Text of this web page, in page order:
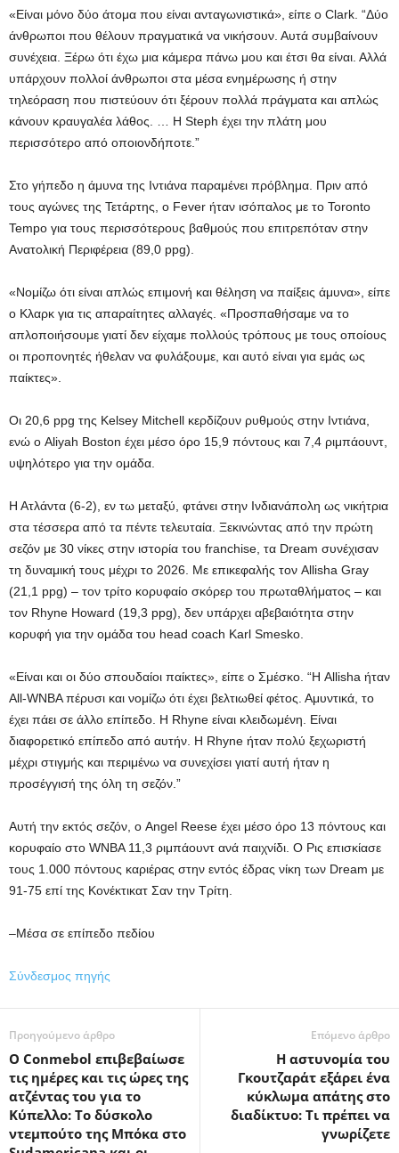
«Είναι μόνο δύο άτομα που είναι ανταγωνιστικά», είπε ο Clark. “Δύο
άνθρωποι που θέλουν πραγματικά να νικήσουν. Αυτά συμβαίνουν
συνέχεια. Ξέρω ότι έχω μια κάμερα πάνω μου και έτσι θα είναι. Αλλά
υπάρχουν πολλοί άνθρωποι στα μέσα ενημέρωσης ή στην
τηλεόραση που πιστεύουν ότι ξέρουν πολλά πράγματα και απλώς
κάνουν κραυγαλέα λάθος. … Η Steph έχει την πλάτη μου
περισσότερο από οποιονδήποτε.”
Στο γήπεδο η άμυνα της Ιντιάνα παραμένει πρόβλημα. Πριν από
τους αγώνες της Τετάρτης, ο Fever ήταν ισόπαλος με το Toronto
Tempo για τους περισσότερους βαθμούς που επιτρεπόταν στην
Ανατολική Περιφέρεια (89,0 ppg).
«Νομίζω ότι είναι απλώς επιμονή και θέληση να παίξεις άμυνα», είπε
ο Κλαρκ για τις απαραίτητες αλλαγές. «Προσπαθήσαμε να το
απλοποιήσουμε γιατί δεν είχαμε πολλούς τρόπους με τους οποίους
οι προπονητές ήθελαν να φυλάξουμε, και αυτό είναι για εμάς ως
παίκτες».
Οι 20,6 ppg της Kelsey Mitchell κερδίζουν ρυθμούς στην Ιντιάνα,
ενώ ο Aliyah Boston έχει μέσο όρο 15,9 πόντους και 7,4 ριμπάουντ,
υψηλότερο για την ομάδα.
Η Ατλάντα (6-2), εν τω μεταξύ, φτάνει στην Ινδιανάπολη ως νικήτρια
στα τέσσερα από τα πέντε τελευταία. Ξεκινώντας από την πρώτη
σεζόν με 30 νίκες στην ιστορία του franchise, τα Dream συνέχισαν
τη δυναμική τους μέχρι το 2026. Με επικεφαλής τον Allisha Gray
(21,1 ppg) – τον ​​τρίτο κορυφαίο σκόρερ του πρωταθλήματος – και
τον Rhyne Howard (19,3 ppg), δεν υπάρχει αβεβαιότητα στην
κορυφή για την ομάδα του head coach Karl Smesko.
«Είναι και οι δύο σπουδαίοι παίκτες», είπε ο Σμέσκο. “Η Allisha ήταν
All-WNBA πέρυσι και νομίζω ότι έχει βελτιωθεί φέτος. Αμυντικά, το
έχει πάει σε άλλο επίπεδο. Η Rhyne είναι κλειδωμένη. Είναι
διαφορετικό επίπεδο από αυτήν. Η Rhyne ήταν πολύ ξεχωριστή
μέχρι στιγμής και περιμένω να συνεχίσει γιατί αυτή ήταν η
προσέγγισή της όλη τη σεζόν.”
Αυτή την εκτός σεζόν, ο Angel Reese έχει μέσο όρο 13 πόντους και
κορυφαίο στο WNBA 11,3 ριμπάουντ ανά παιχνίδι. Ο Ρις επισκίασε
τους 1.000 πόντους καριέρας στην εντός έδρας νίκη των Dream με
91-75 επί της Κονέκτικατ Σαν την Τρίτη.
–Μέσα σε επίπεδο πεδίου
Σύνδεσμος πηγής
Προηγούμενο άρθρο
Ο Conmebol επιβεβαίωσε
τις ημέρες και τις ώρες της
ατζέντας του για το
Κύπελλο: Το δύσκολο
ντεμπούτο της Μπόκα στο
Επόμενο άρθρο
Η αστυνομία του
Γκουτζαράτ εξάρει ένα
κύκλωμα απάτης στο
διαδίκτυο: Τι πρέπει να
γνωρίζετε